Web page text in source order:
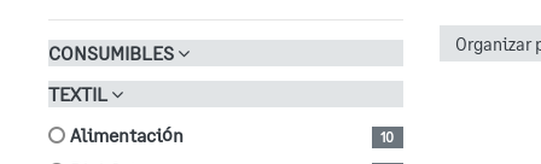
CONSUMIBLES
TEXTIL
alimentación
10